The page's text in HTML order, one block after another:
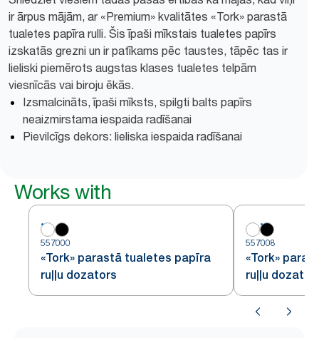
ir ārpus mājām, ar «Premium» kvalitātes «Tork» parastā
tualetes papīra rulli. Šis īpaši mīkstais tualetes papīrs
izskatās grezni un ir patīkams pēc taustes, tāpēc tas ir
lieliski piemērots augstas klases tualetes telpām
viesnīcās vai biroju ēkās.
Izsmalcināts, īpaši mīksts, spilgti balts papīrs
neaizmirstama iespaida radīšanai
Pievilcīgs dekors: lieliska iespaida radīšanai
Works with
557000
«Tork» parastā tualetes papīra
ruļļu dozators
557008
«Tork»
ruļļu